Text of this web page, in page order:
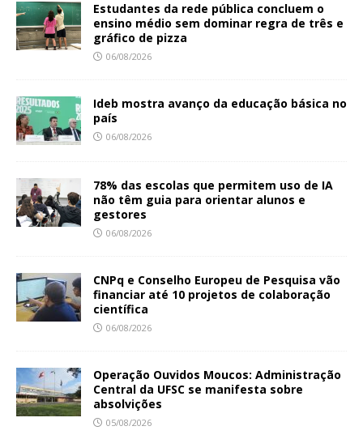
Estudantes da rede pública concluem o
ensino médio sem dominar regra de três e
gráfico de pizza
06/08/2026
Ideb mostra avanço da educação básica no
país
06/08/2026
78% das escolas que permitem uso de IA
não têm guia para orientar alunos e
gestores
06/08/2026
CNPq e Conselho Europeu de Pesquisa vão
financiar até 10 projetos de colaboração
científica
06/08/2026
Operação Ouvidos Moucos: Administração
Central da UFSC se manifesta sobre
absolvições
05/08/2026